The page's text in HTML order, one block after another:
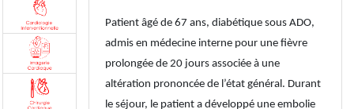
Patient âgé de 67 ans, diabétique sous ADO,
admis en médecine interne pour une fièvre
prolongée de 20 jours associée à une
altération prononcée de l’état général. Durant
le séjour, le patient a développé une embolie